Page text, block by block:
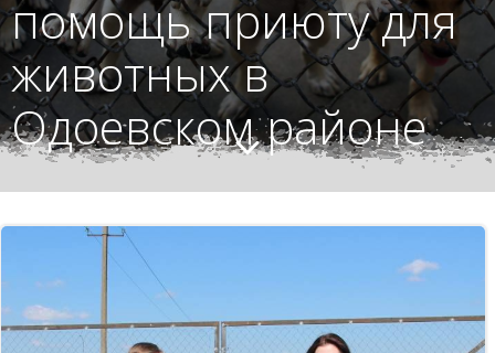
помощь приюту для
животных в
Одоевском районе